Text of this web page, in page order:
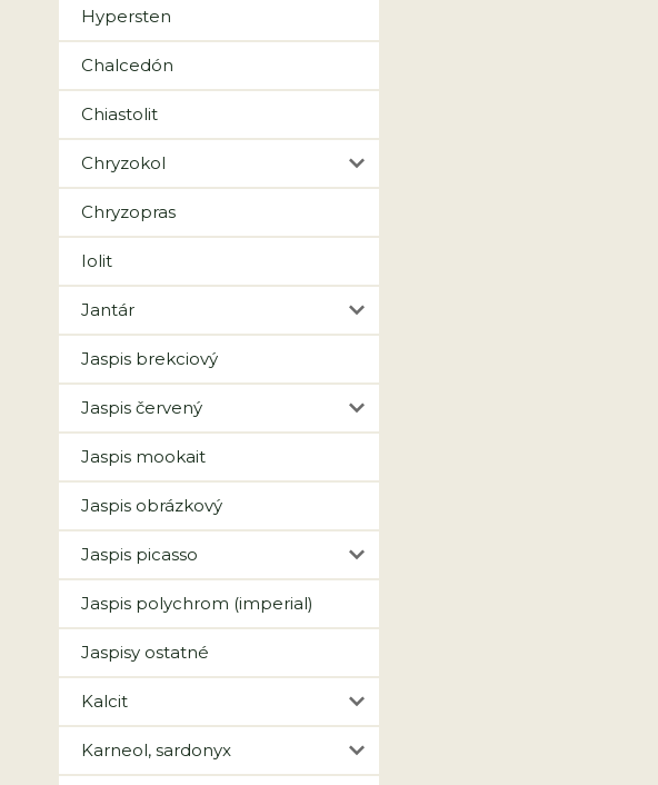
Hypersten
Chalcedón
Chiastolit
Chryzokol
Chryzopras
Iolit
Jantár
Jaspis brekciový
Jaspis červený
Jaspis mookait
Jaspis obrázkový
Jaspis picasso
Jaspis polychrom (imperial)
Jaspisy ostatné
Kalcit
Karneol, sardonyx